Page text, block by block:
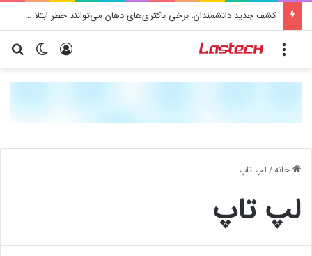
کشف جدید دانشمندان: برخی باکتری‌های دهان می‌توانند خطر ابتلا به آلزایمر را افزایش دهند
تغییر ورود
خانه/لپ تاپ
لپ تاپ